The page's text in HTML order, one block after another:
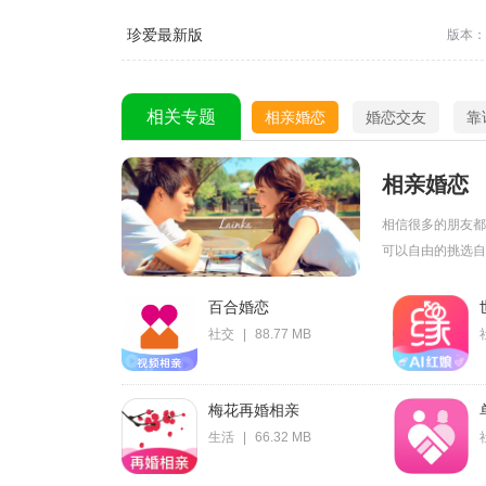
珍爱最新版 版本
相关专题 相亲婚恋 婚恋交友 靠
相亲婚恋
相信很多的朋友
可以自由的挑选
百合婚恋
社交 88.77 MB
梅花再婚相亲
生活 66.32 MB